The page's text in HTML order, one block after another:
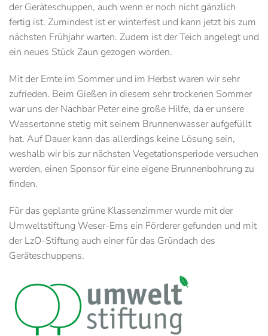
der Geräteschuppen, auch wenn er noch nicht gänzlich
fertig ist. Zumindest ist er winterfest und kann jetzt bis zum
nächsten Frühjahr warten. Zudem ist der Teich angelegt und
ein neues Stück Zaun gezogen worden.
Mit der Ernte im Sommer und im Herbst waren wir sehr
zufrieden. Beim Gießen in diesem sehr trockenen Sommer
war uns der Nachbar Peter eine große Hilfe, da er unsere
Wassertonne stetig mit seinem Brunnenwasser aufgefüllt
hat. Auf Dauer kann das allerdings keine Lösung sein,
weshalb wir bis zur nächsten Vegetationsperiode versuchen
werden, einen Sponsor für eine eigene Brunnenbohrung zu
finden.
Für das geplante grüne Klassenzimmer wurde mit der
Umweltstiftung Weser-Ems ein Förderer gefunden und mit
der LzO-Stiftung auch einer für das Gründach des
Geräteschuppens.